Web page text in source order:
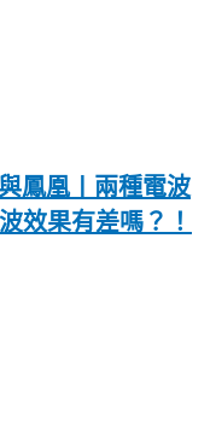
鳳凰〡兩種電波
效果有差嗎？！